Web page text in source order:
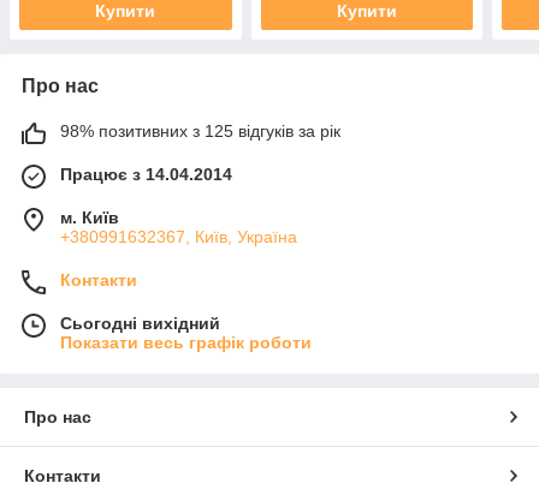
Купити Купити
Про нас
98% позитивних з 125 відгуків за рік
Працює з 14.04.2014
м. Київ
+380991632367, Київ, Україна
Контакти
Сьогодні вихідний
Показати весь графік роботи
Про нас
Контакти